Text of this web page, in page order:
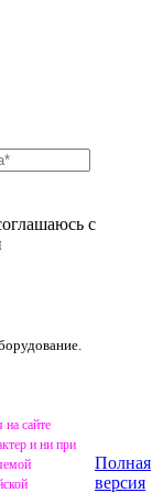
с
сайте
и ни при
Полная
версия